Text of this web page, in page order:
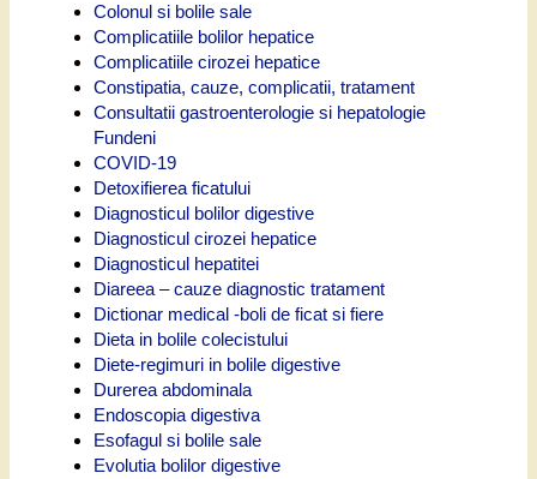
Colonul si bolile sale
Complicatiile bolilor hepatice
Complicatiile cirozei hepatice
Constipatia, cauze, complicatii, tratament
Consultatii gastroenterologie si hepatologie
Fundeni
COVID-19
Detoxifierea ficatului
Diagnosticul bolilor digestive
Diagnosticul cirozei hepatice
Diagnosticul hepatitei
Diareea – cauze diagnostic tratament
Dictionar medical -boli de ficat si fiere
Dieta in bolile colecistului
Diete-regimuri in bolile digestive
Durerea abdominala
Endoscopia digestiva
Esofagul si bolile sale
Evolutia bolilor digestive